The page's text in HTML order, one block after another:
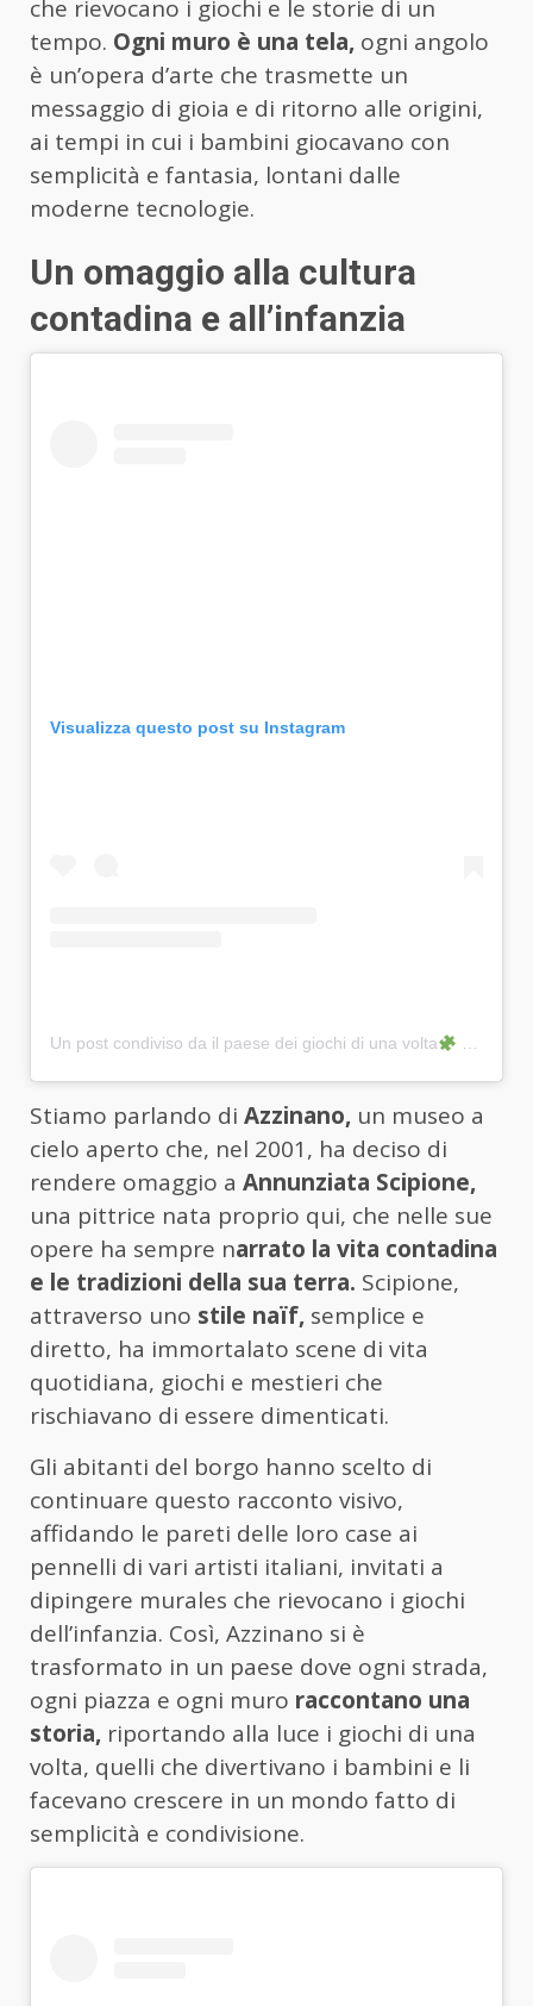
che rievocano i giochi e le storie di un
tempo. Ogni muro è una tela, ogni angolo
è un’opera d’arte che trasmette un
messaggio di gioia e di ritorno alle origini,
ai tempi in cui i bambini giocavano con
semplicità e fantasia, lontani dalle
moderne tecnologie.
Un omaggio alla cultura
contadina e all’infanzia
Visualizza questo post su Instagram
Un post condiviso da il paese dei giochi di una volta
Stiamo parlando di Azzinano, un museo a
cielo aperto che, nel 2001, ha deciso di
rendere omaggio a Annunziata Scipione,
una pittrice nata proprio qui, che nelle sue
opere ha sempre narrato la vita contadina
e le tradizioni della sua terra. Scipione,
attraverso uno stile naïf, semplice e
diretto, ha immortalato scene di vita
quotidiana, giochi e mestieri che
rischiavano di essere dimenticati.
Gli abitanti del borgo hanno scelto di
continuare questo racconto visivo,
affidando le pareti delle loro case ai
pennelli di vari artisti italiani, invitati a
dipingere murales che rievocano i giochi
dell’infanzia. Così, Azzinano si è
trasformato in un paese dove ogni strada,
ogni piazza e ogni muro raccontano una
storia, riportando alla luce i giochi di una
volta, quelli che divertivano i bambini e li
facevano crescere in un mondo fatto di
semplicità e condivisione.